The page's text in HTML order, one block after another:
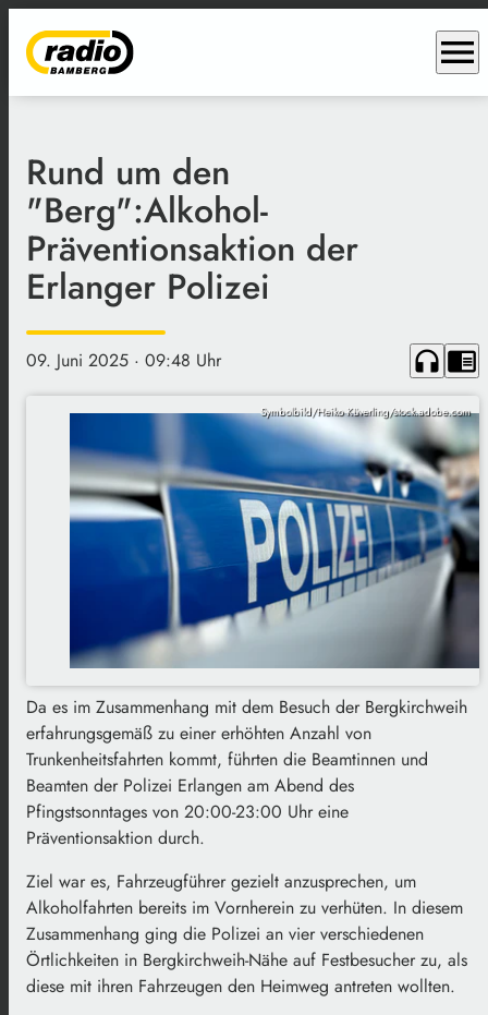
menu
Rund um den
"Berg":Alkohol-
Präventionsaktion der
Erlanger Polizei
09. Juni 2025 · 09:48 Uhr headphones chrome_reader_mode
Symbolbild/Heiko Küverling/stock.adobe.com
Da es im Zusammenhang mit dem Besuch der Bergkirchweih
erfahrungsgemäß zu einer erhöhten Anzahl von
Trunkenheitsfahrten kommt, führten die Beamtinnen und
Beamten der Polizei Erlangen am Abend des
Pfingstsonntages von 20:00-23:00 Uhr eine
Präventionsaktion durch.
Ziel war es, Fahrzeugführer gezielt anzusprechen, um
Alkoholfahrten bereits im Vornherein zu verhüten. In diesem
Zusammenhang ging die Polizei an vier verschiedenen
Örtlichkeiten in Bergkirchweih-Nähe auf Festbesucher zu, als
diese mit ihren Fahrzeugen den Heimweg antreten wollten.